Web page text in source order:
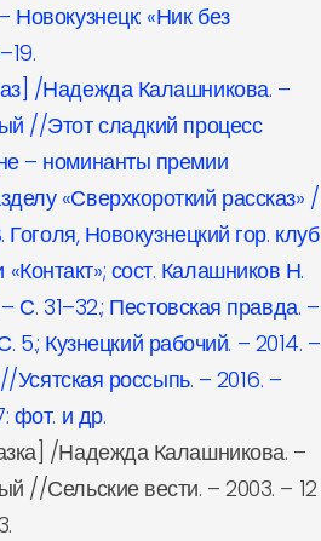
Новокузнецк: «Ник без
/Надежда Калашникова. –
//Этот сладкий процесс
– номинанты премии
«Сверхкороткий рассказ» /
Новокузнецкий гор. клуб
сост. Калашников Н.
С. 31–32.; Пестовская правда. –
5.; Кузнецкий рабочий. – 2014. –
россыпь. – 2016. –
фот. и др.
/Надежда Калашникова. –
//Сельские вести. – 2003. – 12